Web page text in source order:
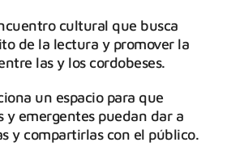
cultural que busca
de la lectura y promover la
las y los cordobeses.
un espacio para que
y emergentes puedan dar a
y compartirlas con el público.